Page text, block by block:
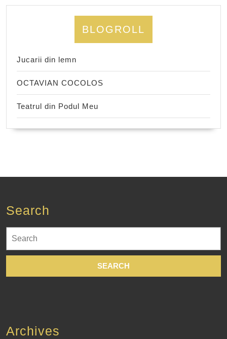
BLOGROLL
Jucarii din lemn
OCTAVIAN COCOLOS
Teatrul din Podul Meu
Search
for:
Archives